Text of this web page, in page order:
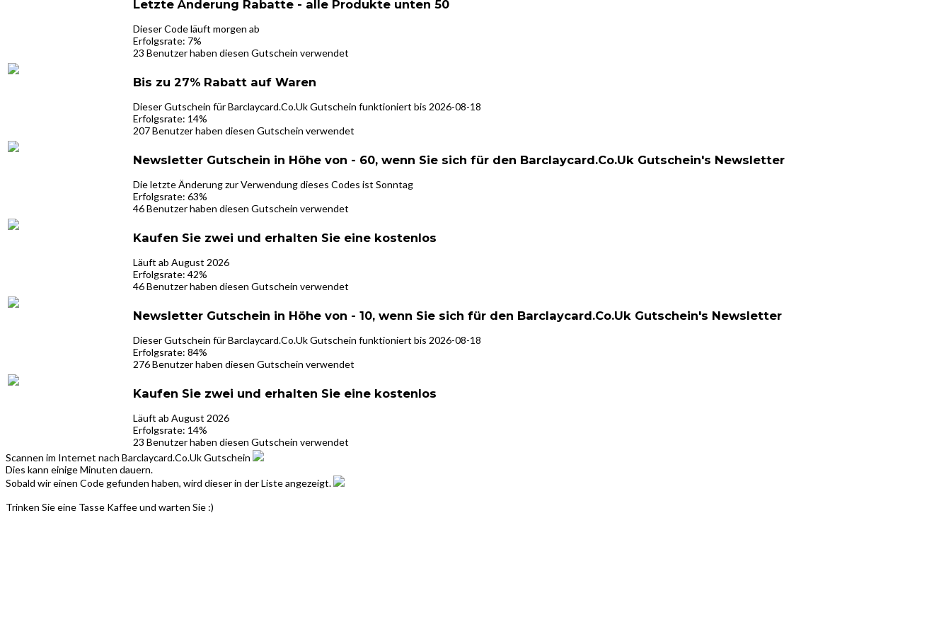
Letzte Änderung Rabatte - alle Produkte unten 50
Dieser Code läuft morgen ab
Erfolgsrate: 7%
23 Benutzer haben diesen Gutschein verwendet
Bis zu 27% Rabatt auf Waren
Dieser Gutschein für Barclaycard.Co.Uk Gutschein funktioniert bis 2026-08-18
Erfolgsrate: 14%
207 Benutzer haben diesen Gutschein verwendet
Newsletter Gutschein in Höhe von - 60, wenn Sie sich für den Barclaycard.Co.Uk Gutschein's Newsletter
Die letzte Änderung zur Verwendung dieses Codes ist Sonntag
Erfolgsrate: 63%
46 Benutzer haben diesen Gutschein verwendet
Kaufen Sie zwei und erhalten Sie eine kostenlos
Läuft ab August 2026
Erfolgsrate: 42%
46 Benutzer haben diesen Gutschein verwendet
Newsletter Gutschein in Höhe von - 10, wenn Sie sich für den Barclaycard.Co.Uk Gutschein's Newsletter
Dieser Gutschein für Barclaycard.Co.Uk Gutschein funktioniert bis 2026-08-18
Erfolgsrate: 84%
276 Benutzer haben diesen Gutschein verwendet
Kaufen Sie zwei und erhalten Sie eine kostenlos
Läuft ab August 2026
Erfolgsrate: 14%
23 Benutzer haben diesen Gutschein verwendet
Scannen im Internet nach Barclaycard.Co.Uk Gutschein
Dies kann einige Minuten dauern.
Sobald wir einen Code gefunden haben, wird dieser in der Liste angezeigt.
Trinken Sie eine Tasse Kaffee und warten Sie :)